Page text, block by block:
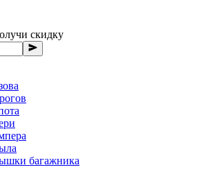
скидку
багажника